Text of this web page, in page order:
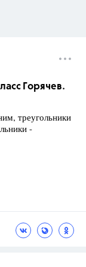
Горячев.
треугольники
-